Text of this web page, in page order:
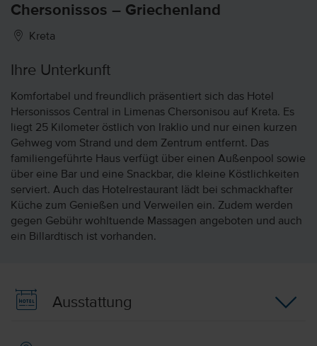
Chersonissos – Griechenland
Kreta
Ihre Unterkunft
Komfortabel und freundlich präsentiert sich das Hotel
Hersonissos Central in Limenas Chersonisou auf Kreta. Es
liegt 25 Kilometer östlich von Iraklio und nur einen kurzen
Gehweg vom Strand und dem Zentrum entfernt. Das
familiengeführte Haus verfügt über einen Außenpool sowie
über eine Bar und eine Snackbar, die kleine Köstlichkeiten
serviert. Auch das Hotelrestaurant lädt bei schmackhafter
Küche zum Genießen und Verweilen ein. Zudem werden
gegen Gebühr wohltuende Massagen angeboten und auch
ein Billardtisch ist vorhanden.
Ausstattung